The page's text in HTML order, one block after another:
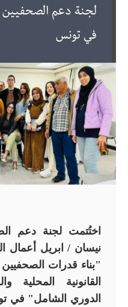
لجنة دعم الصحفيين
في تونس
نيسان / ابريل أعمال
"بناء قدرات
القانونية المحلية